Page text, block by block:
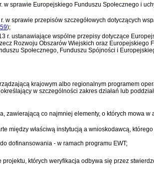
sprawie Europejskiego Funduszu Społecznego i
sprawie przepisów szczegółowych dotyczących
);
r. ustanawiające wspólne przepisy dotyczące
Rozwoju Obszarów Wiejskich oraz Europejskiego
Społecznego, Funduszu Spójności i
krajowym albo regionalnym programem
w szczególności zakres działań lub
zawierającą co najmniej elementy, o których mowa w
między właściwą instytucją a wnioskodawcą,
dofinansowania - w ramach programu EWT;
których weryfikacja odbywa się przez